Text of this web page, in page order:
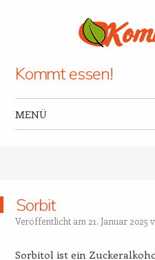
Kommt essen!
MENÜ
Sorbit
Veröffentlicht am 21. Januar 2025
Sorbitol ist ein